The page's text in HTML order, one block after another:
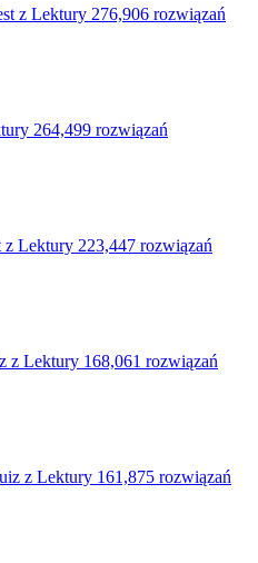
z Lektury 276,906 rozwiązań
264,499 rozwiązań
z Lektury 223,447 rozwiązań
z Lektury 168,061 rozwiązań
z Lektury 161,875 rozwiązań